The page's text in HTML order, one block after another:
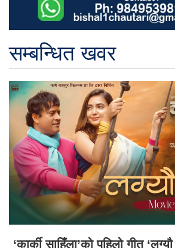
सम्बन्धित खवर
‘कार्की साहिँला’को पहिलो गीत